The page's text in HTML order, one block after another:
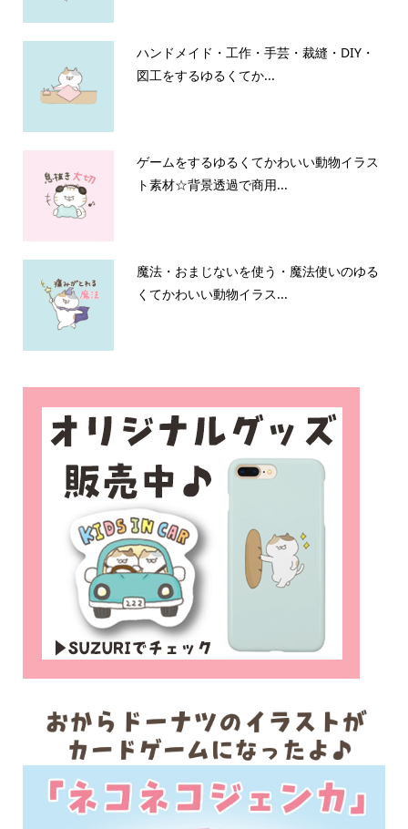
ハンドメイド・工作・手芸・裁縫・DIY・
図工をするゆるくてか...
ゲームをするゆるくてかわいい動物イラス
ト素材☆背景透過で商用...
魔法・おまじないを使う・魔法使いのゆる
くてかわいい動物イラス...